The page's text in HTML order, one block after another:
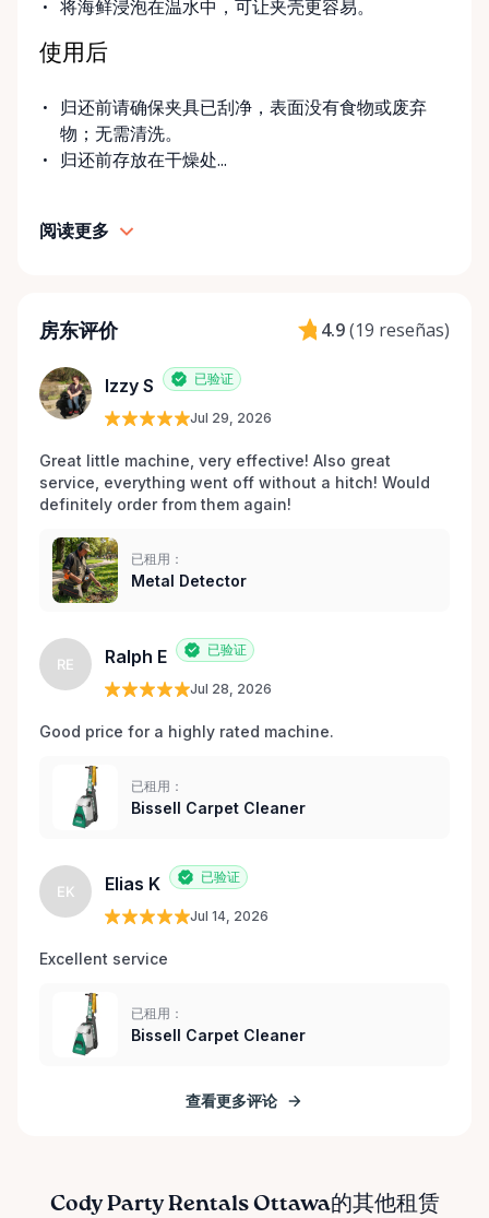
将海鲜浸泡在温水中，可让夹壳更容易。
使用后
归还前请确保夹具已刮净，表面没有食物或废弃
物；无需清洗。
归还前存放在干燥处...
阅读更多
房东评价 4.9(19 reseñas)
Izzy S 已验证
Jul 29, 2026
Great little machine, very effective! Also great
service, everything went off without a hitch! Would
definitely order from them again!
已租用：
Metal Detector
RE Ralph E 已验证
Jul 28, 2026
Good price for a highly rated machine.
已租用：
Bissell Carpet Cleaner
EK Elias K 已验证
Jul 14, 2026
Excellent service
已租用：
Bissell Carpet Cleaner
查看更多评论
Cody Party Rentals Ottawa的其他租赁